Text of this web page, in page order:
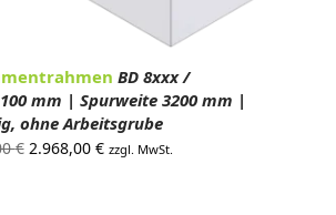
BD 8xxx /
mm | Spurweite 3200 mm |
ohne Arbeitsgrube
€ Ursprünglicher
2.968,00 €Aktueller
zzgl. MwSt.